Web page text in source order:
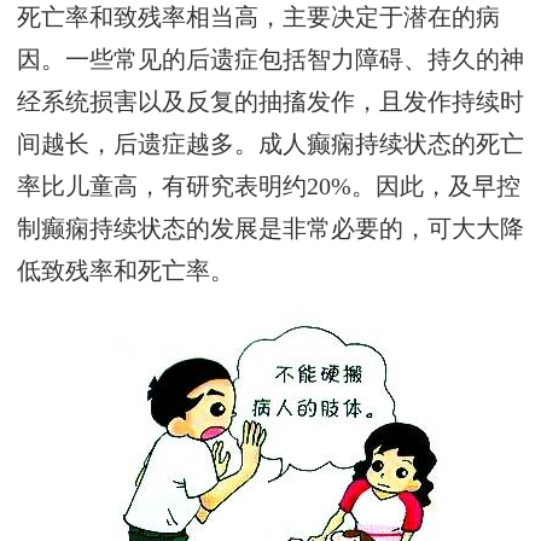
死亡率和致残率相当高，主要决定于潜在的病
因。一些常见的后遗症包括智力障碍、持久的神
经系统损害以及反复的抽搐发作，且发作持续时
间越长，后遗症越多。成人癫痫持续状态的死亡
率比儿童高，有研究表明约20%。因此，及早控
制癫痫持续状态的发展是非常必要的，可大大降
低致残率和死亡率。